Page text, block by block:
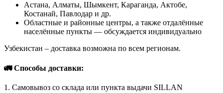
Астана, Алматы, Шымкент, Караганда, Актобе,
Костанай, Павлодар и др.
Областные и районные центры, а также отдалённые
населённые пункты — обсуждается индивидуально
Узбекистан – доставка возможна по всем регионам.
🚛 Способы доставки:
1. Самовывоз со склада или пункта выдачи SILLAN